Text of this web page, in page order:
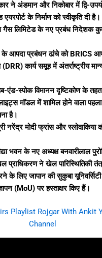
ने अंडमान और निकोबार में द्वि-
एयरपोर्ट के निर्माण को स्वीकृति दी है।
गैस लिमिटेड के नए प्रबंध निदेशक
के आपदा प्रबंधन ढांचे को BRICS
कार्य समूह में अंतर्राष्ट्रीय
एंड-स्पोक विमानन दृष्टिकोण के
मॉडल में शामिल होने वाला
है।
नरेंद्र मोदी फ्रांस और स्लोवाकिया
भवन के नए अध्यक्ष बनवारीलाल
प्राधिकरण ने खेल पारिस्थितिकी
के लिए जापान की सुकुबा
(MoU) पर हस्ताक्षर किए हैं।
Playlist Rojgar With Ankit
Channel